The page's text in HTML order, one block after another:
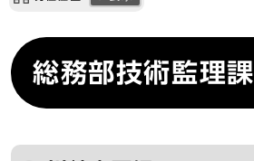
総務部技術監理課